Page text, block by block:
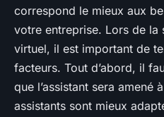
correspond le mieux aux
votre entreprise. Lors de la
virtuel, il est important de
facteurs. Tout d’abord, il
que l’assistant sera amené
assistants sont mieux